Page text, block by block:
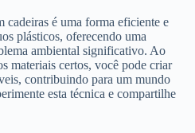
cadeiras é uma forma eficiente e
plásticos, oferecendo uma
ambiental significativo. Ao
materiais certos, você pode criar
contribuindo para um mundo
esta técnica e compartilhe